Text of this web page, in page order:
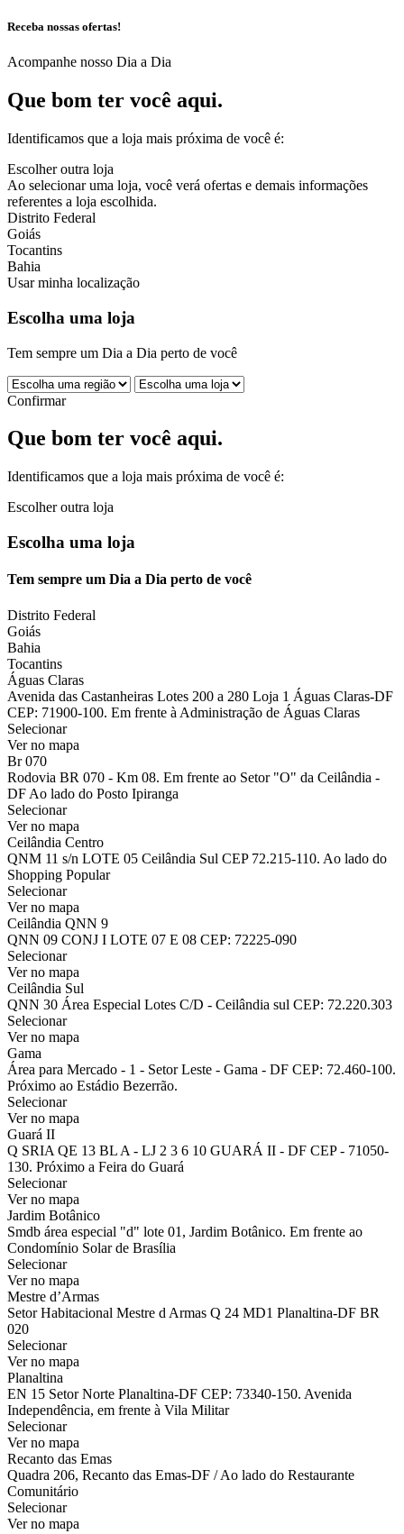
Receba nossas ofertas!
Acompanhe nosso Dia a Dia
Que bom ter você aqui.
Identificamos que a loja mais próxima de você é:
Escolher outra loja
Ao selecionar uma loja, você verá ofertas e demais informações
referentes a loja escolhida.
Distrito Federal
Goiás
Tocantins
Bahia
Usar minha localização
Escolha uma loja
Tem sempre um Dia a Dia perto de você
Confirmar
Que bom ter você aqui.
Identificamos que a loja mais próxima de você é:
Escolher outra loja
Escolha uma loja
Tem sempre um Dia a Dia perto de você
Distrito Federal
Goiás
Bahia
Tocantins
Águas Claras
Avenida das Castanheiras Lotes 200 a 280 Loja 1 Águas Claras-DF
CEP: 71900-100. Em frente à Administração de Águas Claras
Selecionar
Ver no mapa
Br 070
Rodovia BR 070 - Km 08. Em frente ao Setor "O" da Ceilândia -
DF Ao lado do Posto Ipiranga
Selecionar
Ver no mapa
Ceilândia Centro
QNM 11 s/n LOTE 05 Ceilândia Sul CEP 72.215-110. Ao lado do
Shopping Popular
Selecionar
Ver no mapa
Ceilândia QNN 9
QNN 09 CONJ I LOTE 07 E 08 CEP: 72225-090
Selecionar
Ver no mapa
Ceilândia Sul
QNN 30 Área Especial Lotes C/D - Ceilândia sul CEP: 72.220.303
Selecionar
Ver no mapa
Gama
Área para Mercado - 1 - Setor Leste - Gama - DF CEP: 72.460-100.
Próximo ao Estádio Bezerrão.
Selecionar
Ver no mapa
Guará II
Q SRIA QE 13 BL A - LJ 2 3 6 10 GUARÁ II - DF CEP - 71050-
130. Próximo a Feira do Guará
Selecionar
Ver no mapa
Jardim Botânico
Smdb área especial "d" lote 01, Jardim Botânico. Em frente ao
Condomínio Solar de Brasília
Selecionar
Ver no mapa
Mestre d’Armas
Setor Habitacional Mestre d Armas Q 24 MD1 Planaltina-DF BR
020
Selecionar
Ver no mapa
Planaltina
EN 15 Setor Norte Planaltina-DF CEP: 73340-150. Avenida
Independência, em frente à Vila Militar
Selecionar
Ver no mapa
Recanto das Emas
Quadra 206, Recanto das Emas-DF / Ao lado do Restaurante
Comunitário
Selecionar
Ver no mapa